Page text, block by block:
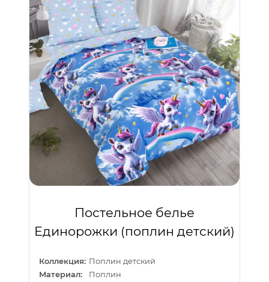
Постельное белье
Единорожки (поплин детский)
Коллекция: Поплин детский
Материал:
Поплин